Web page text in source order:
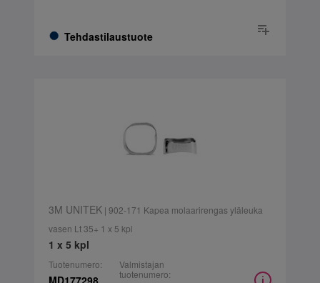
Tehdastilaustuote
3M UNITEK| 902-171 Kapea molaarirengas yläleuka
vasen Lt 35+ 1 x 5 kpl
1 x 5 kpl
Tuotenumero:
MD177298
Valmistajan
tuotenumero: